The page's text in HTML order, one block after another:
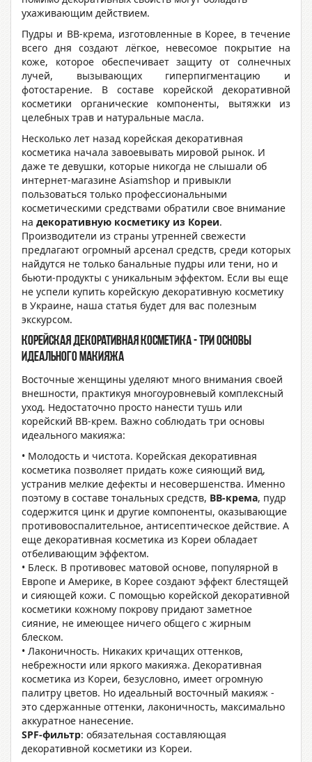
ухаживающим действием.
Пудры и ВВ-крема, изготовленные в Корее, в течение
всего дня создают лёгкое, невесомое покрытие на
коже, которое обеспечивает защиту от солнечных
лучей, вызывающих гиперпигментацию и
фотостарение. В составе корейской декоративной
косметики органические компоненты, вытяжки из
целебных трав и натуральные масла.
Несколько лет назад корейская декоративная
косметика начала завоевывать мировой рынок. И
даже те девушки, которые никогда не слышали об
интернет-магазине Asiamshop и привыкли
пользоваться только профессиональными
косметическими средствами обратили свое внимание
на декоративную косметику из Кореи.
Производители из страны утренней свежести
предлагают огромный арсенал средств, среди которых
найдутся не только банальные пудры или тени, но и
бьюти-продукты с уникальным эффектом. Если вы еще
не успели купить корейскую декоративную косметику
в Украине, наша статья будет для вас полезным
экскурсом.
Корейская декоративная косметика - три основы
идеального макияжа
Восточные женщины уделяют много внимания своей
внешности, практикуя многоуровневый комплексный
уход. Недостаточно просто нанести тушь или
корейский BB-крем. Важно соблюдать три основы
идеального макияжа:
• Молодость и чистота. Корейская декоративная
косметика позволяет придать коже сияющий вид,
устранив мелкие дефекты и несовершенства. Именно
поэтому в составе тональных средств, BB-крема, пудр
содержится цинк и другие компоненты, оказывающие
противовоспалительное, антисептическое действие. А
еще декоративная косметика из Кореи обладает
отбеливающим эффектом.
• Блеск. В противовес матовой основе, популярной в
Европе и Америке, в Корее создают эффект блестящей
и сияющей кожи. С помощью корейской декоративной
косметики кожному покрову придают заметное
сияние, не имеющее ничего общего с жирным
блеском.
• Лаконичность. Никаких кричащих оттенков,
небрежности или яркого макияжа. Декоративная
косметика из Кореи, безусловно, имеет огромную
палитру цветов. Но идеальный восточный макияж -
это сдержанные оттенки, лаконичность, максимально
аккуратное нанесение.
SPF-фильтр: обязательная составляющая
декоративной косметики из Кореи.